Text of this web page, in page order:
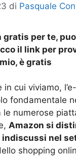
di Pasquale
gratis per te,
il link per
è gratis
in cui viviamo,
fondamentale
le numerose
Amazon si
indiscussi nel
shopping